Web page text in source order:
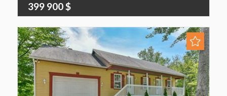
399 900 $